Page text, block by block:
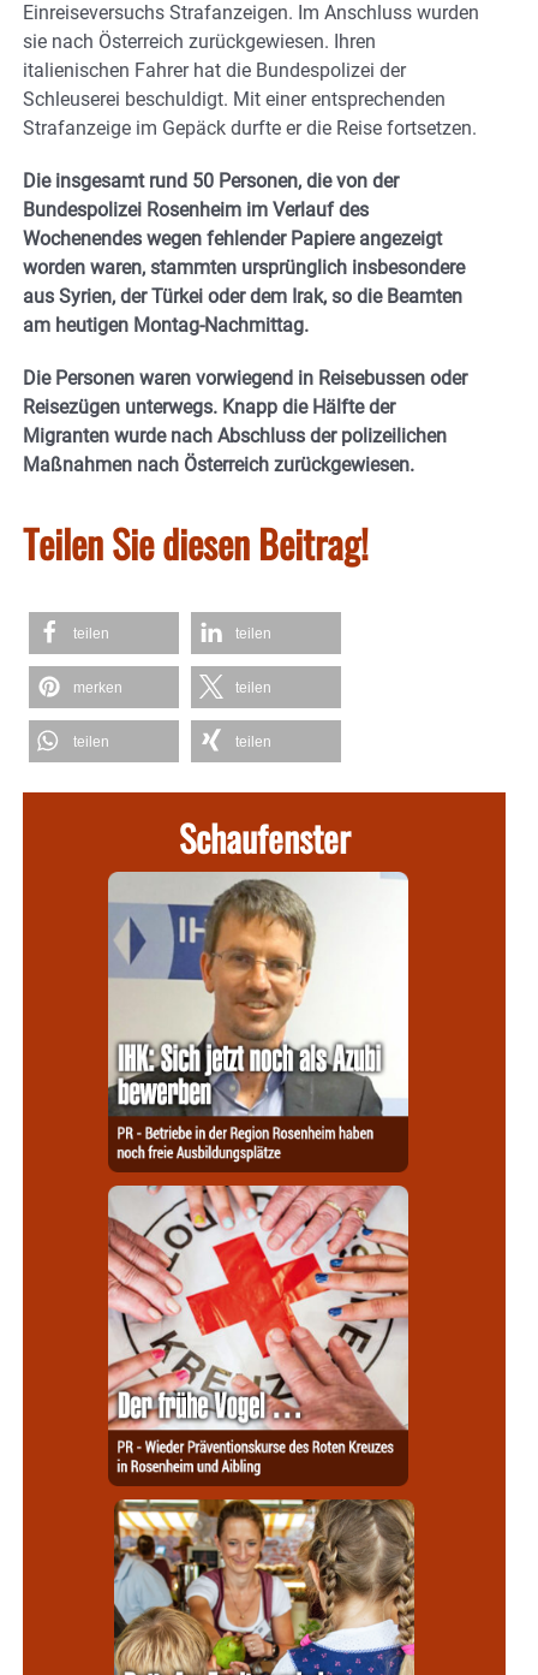
Einreiseversuchs Strafanzeigen. Im Anschluss wurden
sie nach Österreich zurückgewiesen. Ihren
italienischen Fahrer hat die Bundespolizei der
Schleuserei beschuldigt. Mit einer entsprechenden
Strafanzeige im Gepäck durfte er die Reise fortsetzen.
Die insgesamt rund 50 Personen, die von der
Bundespolizei Rosenheim im Verlauf des
Wochenendes wegen fehlender Papiere angezeigt
worden waren, stammten ursprünglich insbesondere
aus Syrien, der Türkei oder dem Irak, so die Beamten
am heutigen Montag-Nachmittag.
Die Personen waren vorwiegend in Reisebussen oder
Reisezügen unterwegs. Knapp die Hälfte der
Migranten wurde nach Abschluss der polizeilichen
Maßnahmen nach Österreich zurückgewiesen.
Teilen Sie diesen Beitrag!
teilen teilen
merken teilen
teilen teilen
Schaufenster